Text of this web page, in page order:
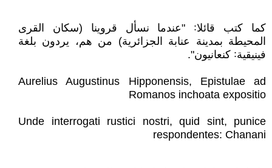
كما كتب قائلا꞉ "عندما نسأل قروينا (سكان القرى
المحيطة بمدينة عنابة الجزائرية) من هم، يردون بلغة
فينيقية꞉ كنعانيون".
Aurelius Augustinus Hipponensis, Epistulae ad
Romanos inchoata expositio
Unde interrogati rustici nostri, quid sint, punice
respondentes: Chanani